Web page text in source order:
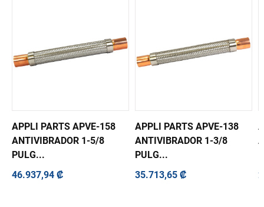
APPLI PARTS APVE-158
ANTIVIBRADOR 1-5/8
PULG...
46.937,94 ₡
APPLI PARTS APVE-138
ANTIVIBRADOR 1-3/8
PULG...
35.713,65 ₡